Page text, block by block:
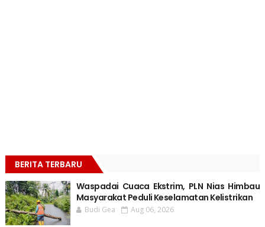
BERITA TERBARU
Waspadai Cuaca Ekstrim, PLN Nias Himbau
Masyarakat Peduli Keselamatan Kelistrikan
Budi Gea Aug 06, 2026